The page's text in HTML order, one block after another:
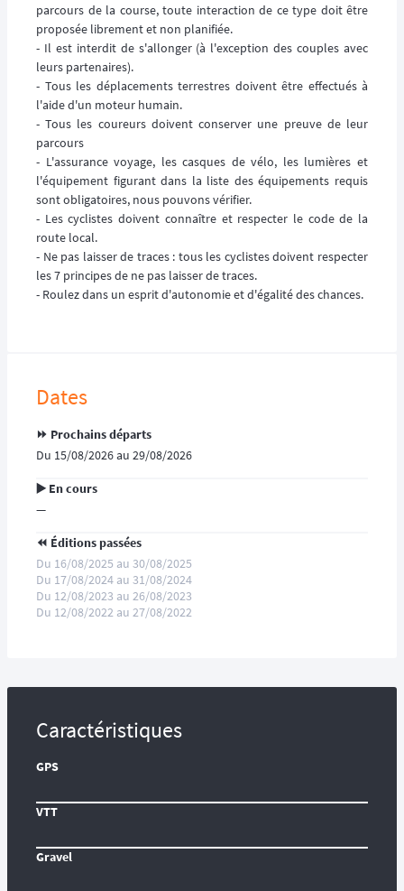
parcours de la course, toute interaction de ce type doit être
proposée librement et non planifiée.
- Il est interdit de s'allonger (à l'exception des couples avec
leurs partenaires).
- Tous les déplacements terrestres doivent être effectués à
l'aide d'un moteur humain.
- Tous les coureurs doivent conserver une preuve de leur
parcours
- L'assurance voyage, les casques de vélo, les lumières et
l'équipement figurant dans la liste des équipements requis
sont obligatoires, nous pouvons vérifier.
- Les cyclistes doivent connaître et respecter le code de la
route local.
- Ne pas laisser de traces : tous les cyclistes doivent respecter
les 7 principes de ne pas laisser de traces.
- Roulez dans un esprit d'autonomie et d'égalité des chances.
Dates
⏩️ Prochains départs
Du 15/08/2026 au 29/08/2026
▶️ En cours
—
⏪️ Éditions passées
Du 16/08/2025 au 30/08/2025
Du 17/08/2024 au 31/08/2024
Du 12/08/2023 au 26/08/2023
Du 12/08/2022 au 27/08/2022
Caractéristiques
GPS
VTT
Gravel